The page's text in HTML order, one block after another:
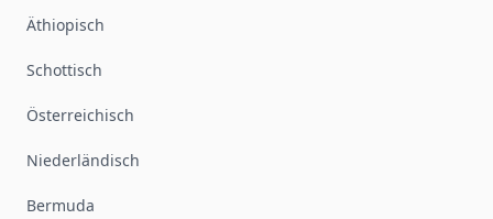
Äthiopisch
Schottisch
Österreichisch
Niederländisch
Bermuda